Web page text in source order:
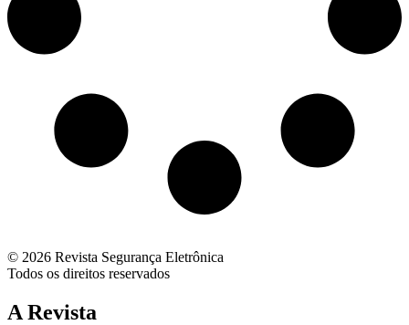
© 2026 Revista Segurança Eletrônica
Todos os direitos reservados
A Revista